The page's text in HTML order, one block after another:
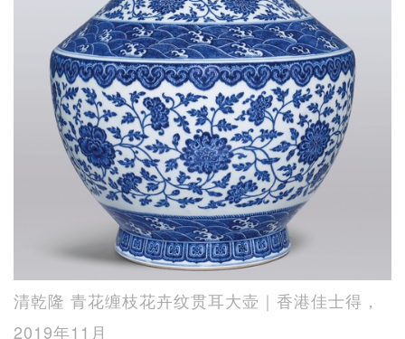
清乾隆 青花缠枝花卉纹贯耳大壶｜香港佳士得，
2019年11月